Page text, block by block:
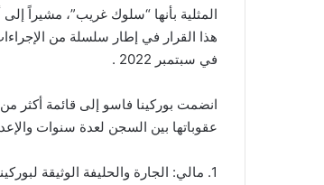
المثلية بأنها “سلوك غريب”، مشيراً إلى
هذا القرار في إطار سلسلة من
في سبتمبر 2022 .
عقوباتها بين السجن لعدة سنوات
1. مالي: الجارة والحليفة الوثيقة